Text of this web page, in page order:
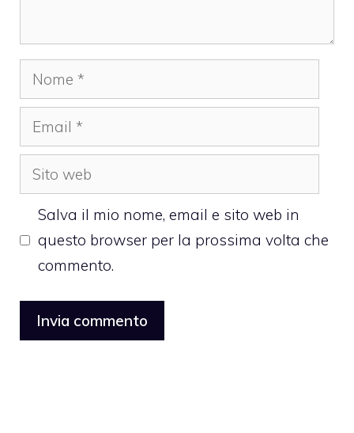
Nome
Email
Sito
web
Salva il mio nome, email e sito web in
questo browser per la prossima volta che
commento.